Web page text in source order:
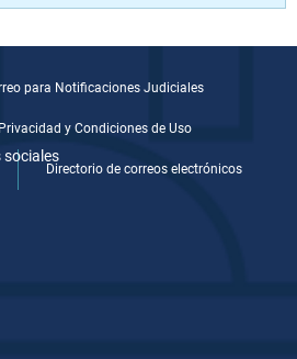
para Notificaciones Judiciales
y Condiciones de Uso
Directorio de correos electrónicos
sociales